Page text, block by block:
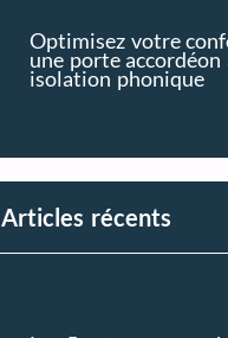
Optimisez votre
une porte accordéon
isolation phonique
Articles récents